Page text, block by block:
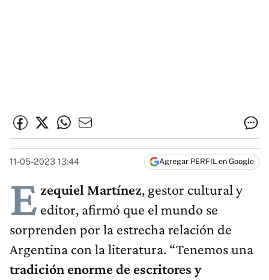
11-05-2023 13:44 Agregar PERFIL en Google
E zequiel Martínez, gestor cultural y
editor, afirmó que el mundo se
sorprenden por la estrecha relación de
Argentina con la literatura. “Tenemos una
tradición enorme de escritores y